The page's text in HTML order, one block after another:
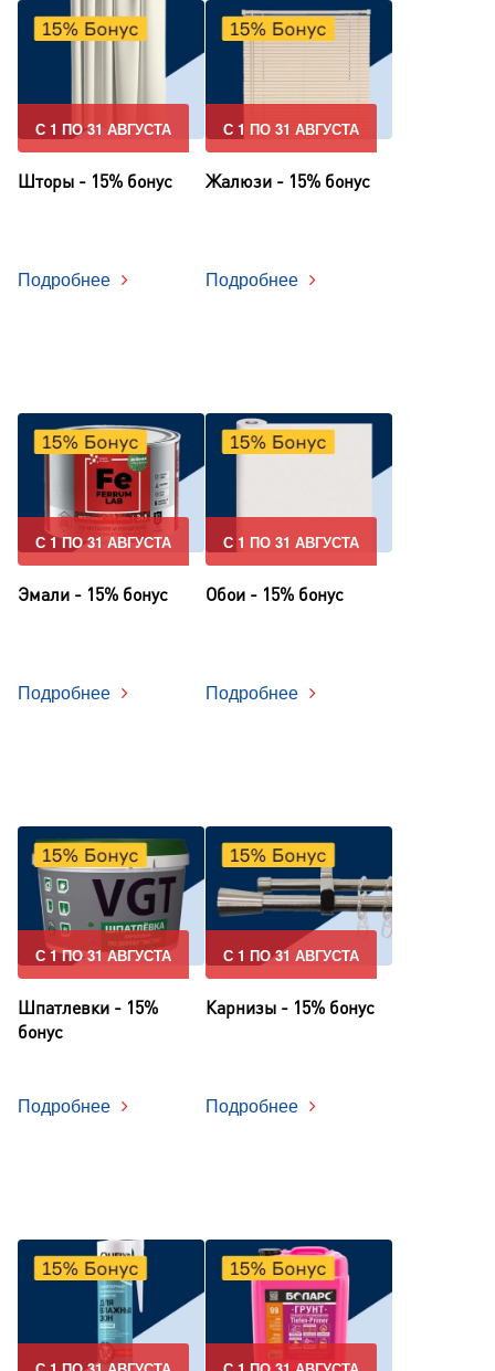
С 1 ПО 31 АВГУСТА
Шторы - 15% бонус
Подробнее
С 1 ПО 31 АВГУСТА
Жалюзи - 15% бонус
Подробнее
С 1 ПО 31 АВГУСТА
Эмали - 15% бонус
Подробнее
С 1 ПО 31 АВГУСТА
Обои - 15% бонус
Подробнее
С 1 ПО 31 АВГУСТА
Шпатлевки - 15%
бонус
Подробнее
С 1 ПО 31 АВГУСТА
Карнизы - 15% бонус
Подробнее